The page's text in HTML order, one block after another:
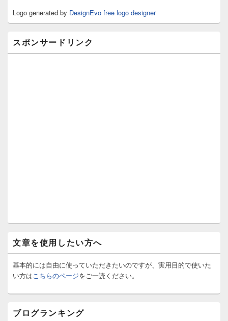
アLogo generated by DesignEvo free logo designer
スポンサードリンク
文章を使用したい方へ
基本的には自由に使っていただきたいのですが、実用目的で使いた
い方はこちらのページをご一読ください。
ブログランキング